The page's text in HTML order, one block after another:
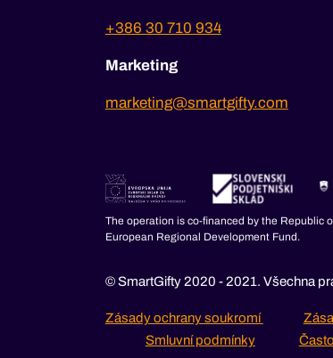
+386 30 710 934
Marketing
marketing@smartgifty.com
The operation is co-financed by the Republic
European Regional Development Fund.
© SmartGifty 2020 - 2021. Všechna
Zásady ochrany soukromí
Smluvní podmínky